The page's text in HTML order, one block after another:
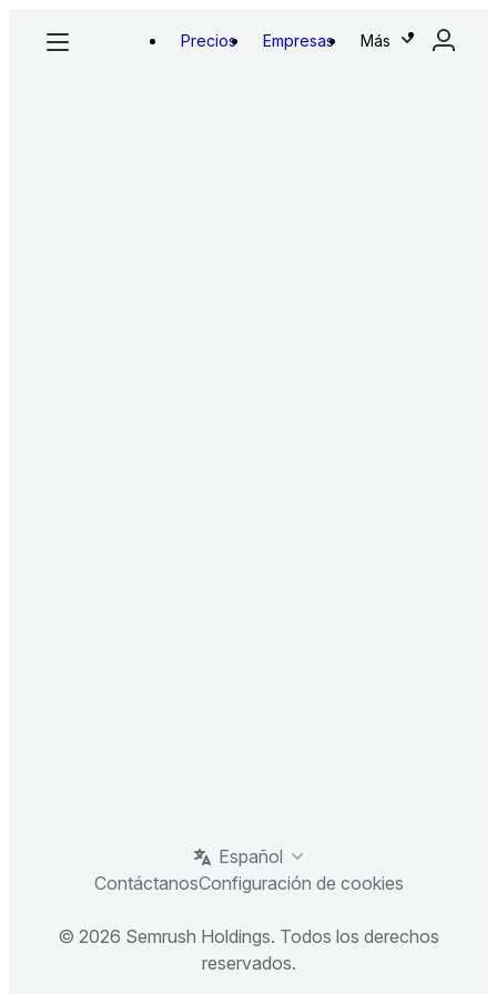
Precios Empresas Más
Español
ContáctanosConfiguración de cookies
© 2026 Semrush Holdings. Todos los derechos
reservados.